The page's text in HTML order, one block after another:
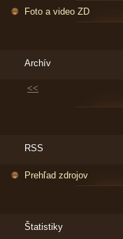
Foto a video ZD
Archív
<<
RSS
Prehľad zdrojov
Štatistiky